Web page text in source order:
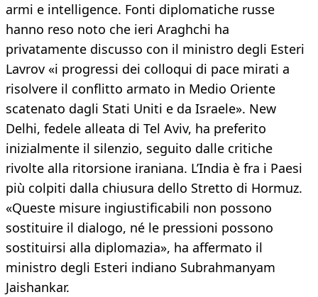
armi e intelligence. Fonti diplomatiche russe
hanno reso noto che ieri Araghchi ha
privatamente discusso con il ministro degli Esteri
Lavrov «i progressi dei colloqui di pace mirati a
risolvere il conflitto armato in Medio Oriente
scatenato dagli Stati Uniti e da Israele». New
Delhi, fedele alleata di Tel Aviv, ha preferito
inizialmente il silenzio, seguito dalle critiche
rivolte alla ritorsione iraniana. L’India è fra i Paesi
più colpiti dalla chiusura dello Stretto di Hormuz.
«Queste misure ingiustificabili non possono
sostituire il dialogo, né le pressioni possono
sostituirsi alla diplomazia», ha affermato il
ministro degli Esteri indiano Subrahmanyam
Jaishankar.